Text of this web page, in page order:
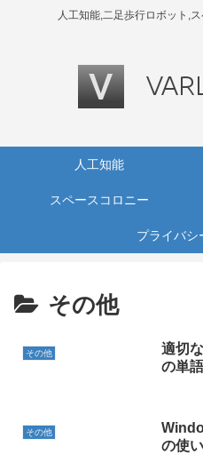
人工知能,二足歩行ロボット,
人工知能
スペースコロニー
プライバシ
その他
その他
適切
の単
その他
の使